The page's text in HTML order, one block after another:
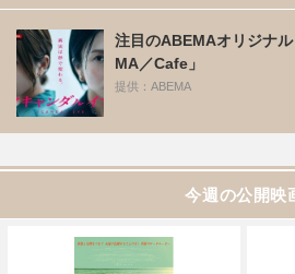
注目のABEMAオリジナ
MA／Cafe」
提供：ABEMA
今週の公開映